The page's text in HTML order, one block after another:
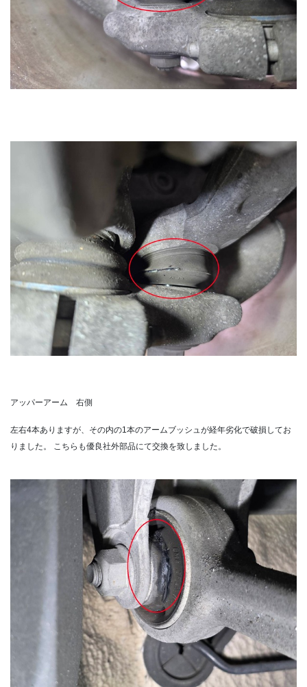
アッパーアーム 右側
左右4本ありますが、その内の1本のアームブッシュが経年劣化で破損してお
りました。
こちらも優良社外部品にて交換を致しました。